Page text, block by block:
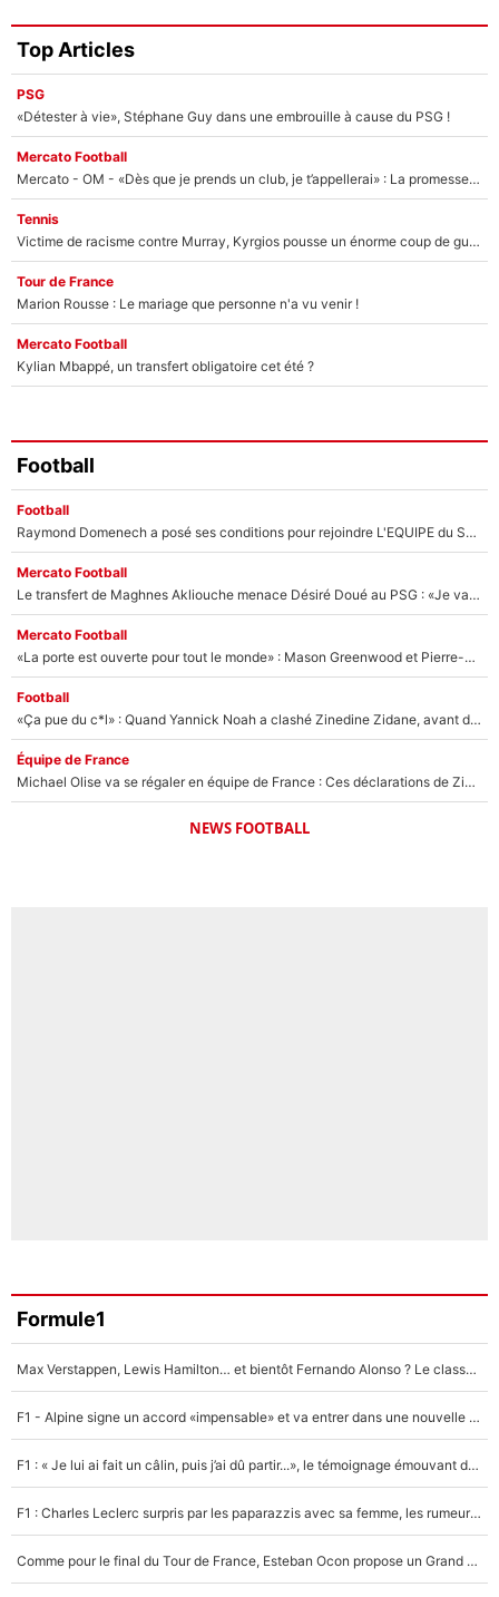
Top Articles
PSG
«Détester à vie», Stéphane Guy dans une embrouille à cause du PSG !
Mercato Football
Mercato - OM - «Dès que je prends un club, je t’appellerai» : La promesse de Marcelino au moment de claquer la porte
Tennis
Victime de racisme contre Murray, Kyrgios pousse un énorme coup de gueule !
Tour de France
Marion Rousse : Le mariage que personne n'a vu venir !
Mercato Football
Kylian Mbappé, un transfert obligatoire cet été ?
Football
Football
Raymond Domenech a posé ses conditions pour rejoindre L'EQUIPE du Soir : Il refuse de faire l'émission avec un autre chroniqueur !
Mercato Football
Le transfert de Maghnes Akliouche menace Désiré Doué au PSG : «Je valide à 200%»
Mercato Football
«La porte est ouverte pour tout le monde» : Mason Greenwood et Pierre-Emerick Aubameyang ont quitté l'OM, Amine Gouiri balance sur la suite du mercato et sur la réaction du vestiaire !
Football
«Ça pue du c*l» : Quand Yannick Noah a clashé Zinedine Zidane, avant de se faire recadrer par le nouveau sélectionneur de l'équipe de France !
Équipe de France
Michael Olise va se régaler en équipe de France : Ces déclarations de Zinedine Zidane qui prouvent qu'il va tout miser sur la star du Bayern Munich !
NEWS FOOTBALL
Formule1
Max Verstappen, Lewis Hamilton… et bientôt Fernando Alonso ? Le classement des pilotes les mieux payés en Formule 1 risque de changer !
F1 - Alpine signe un accord «impensable» et va entrer dans une nouvelle dimension : Grande nouvelle pour Pierre Gasly !
F1 : « Je lui ai fait un câlin, puis j’ai dû partir...», le témoignage émouvant de Max Verstappen sur sa fille
F1 : Charles Leclerc surpris par les paparazzis avec sa femme, les rumeurs étaient vraies !
Comme pour le final du Tour de France, Esteban Ocon propose un Grand Prix de Formule 1 à Paris : «Autour de l’Arc de Triomphe, ce serait génial» !